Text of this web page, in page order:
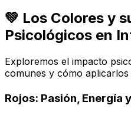
💚 Los Colores y
Psicológicos en
Exploremos el impacto
comunes y cómo
Rojos: Pasión, Energía